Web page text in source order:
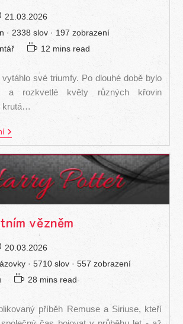
21.03.2026
· 2338 slov · 197 zobrazení
Čas
na
čtení:
12 mins read
své triumfy. Po dlouhé době bylo
a rozkvetlé květy různých křovin
krutá…
1.
vězněm
20.03.2026
· 5710 slov · 557 zobrazení
Čas
čtení:
28 mins read
příběh Remuse a Siriuse, kteří